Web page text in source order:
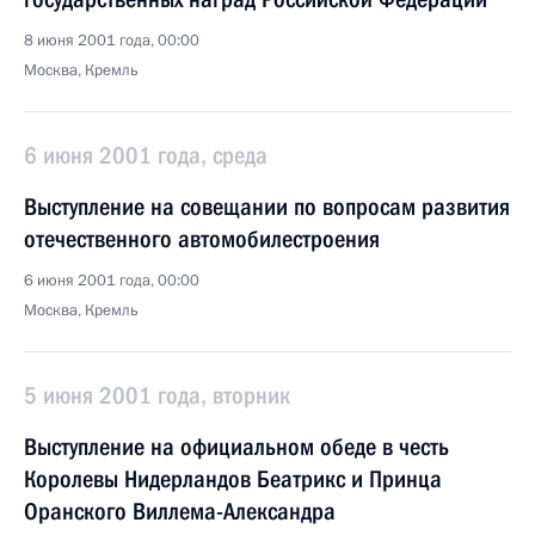
8 июня 2001 года, 00:00
Москва, Кремль
6 июня 2001 года, среда
Выступление на совещании по вопросам развития
отечественного автомобилестроения
6 июня 2001 года, 00:00
Москва, Кремль
5 июня 2001 года, вторник
Выступление на официальном обеде в честь
Королевы Нидерландов Беатрикс и Принца
Оранского Виллема-Александра